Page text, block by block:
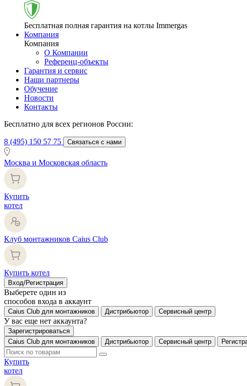
Бесплатная полная гарантия на котлы Immergas
Компания
Компания
О Компании
Референц-объекты
Гарантия и сервис
Наши партнеры
Обучение
Новости
Контакты
Бесплатно для всех регионов России:
8 (495) 150 57 75 Связаться с нами
Москва и Московская область
Купить
котел
Клуб монтажников Caius Club
Купить котел
Вход/Регистрация
Выберете один из
способов входа в аккаунт
Caius Club для монтажников Дистрибьютор Сервисный центр
У вас еще нет аккаунта?
Зарегистрироваться
Caius Club для монтажников
Дистрибьютор Сервисный центр
Купить
котел